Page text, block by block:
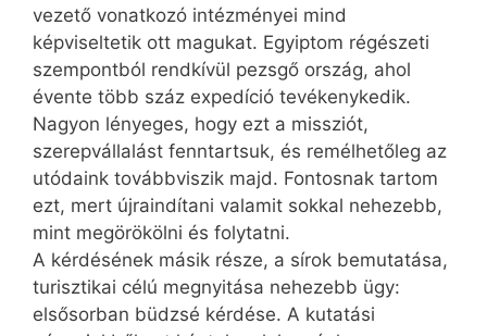
vezető vonatkozó intézményei mind
képviseltetik ott magukat. Egyiptom régészeti
szempontból rendkívül pezsgő ország, ahol
évente több száz expedíció tevékenykedik.
Nagyon lényeges, hogy ezt a missziót,
szerepvállalást fenntartsuk, és remélhetőleg az
utódaink továbbviszik majd. Fontosnak tartom
ezt, mert újraindítani valamit sokkal nehezebb,
mint megörökölni és folytatni.
A kérdésének másik része, a sírok bemutatása,
turisztikai célú megnyitása nehezebb ügy:
elsősorban büdzsé kérdése. A kutatási